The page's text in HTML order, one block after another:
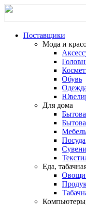
Поставщики
Мода и
Обувь
Для дома
Мебель
Посуда
Еда,
Овощи